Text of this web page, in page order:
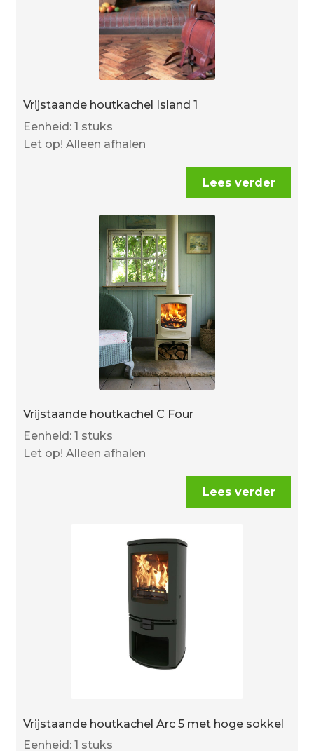
Vrijstaande houtkachel Island 1
Eenheid: 1 stuks
Let op! Alleen afhalen
Lees verder
Vrijstaande houtkachel C Four
Eenheid: 1 stuks
Let op! Alleen afhalen
Lees verder
Vrijstaande houtkachel Arc 5 met hoge sokkel
Eenheid: 1 stuks